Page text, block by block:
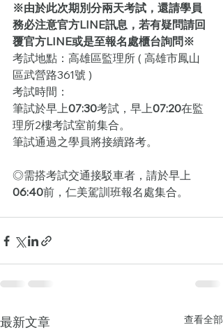
※由於此次期別分兩天考試，還請學員
務必注意官方LINE訊息，若有疑問請回
覆官方LINE或是至報名處櫃台詢問※
考試地點：高雄區監理所 ( 高雄市鳳山
區武營路361號 )
考試時間：
筆試於早上07:30考試，早上07:20在監
理所2樓考試室前集合。
筆試通過之學員將接續路考。
◎需搭考試交通接駁車者，請於早上
06:40前，仁美駕訓班報名處集合。
最新文章 查看全部